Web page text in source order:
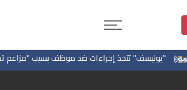
"يونيسف" تتخذ إجراءات ضد موظف بسبب "مزاعم تجسس"